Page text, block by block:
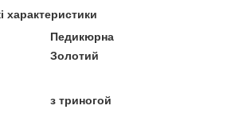
характеристики
Педикюрна
Золотий
з триногой